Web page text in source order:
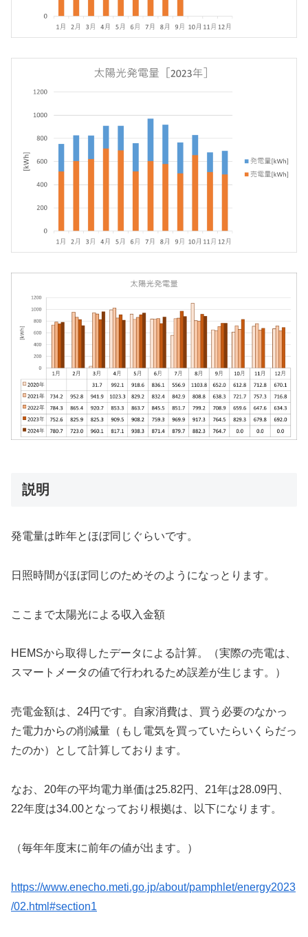
説明
発電量は昨年とほぼ同じぐらいです。
日照時間がほぼ同じのためそのようになっとります。
ここまで太陽光による収入金額
HEMSから取得したデータによる計算。（実際の売電は、
スマートメータの値で行われるため誤差が生じます。）
売電金額は、24円です。自家消費は、買う必要のなかっ
た電力からの削減量（もし電気を買っていたらいくらだっ
たのか）として計算しております。
なお、20年の平均電力単価は25.82円、21年は28.09円、
22年度は34.00となっており根拠は、以下になります。
（毎年年度末に前年の値が出ます。）
https://www.enecho.meti.go.jp/about/pamphlet/energy2023
/02.html#section1